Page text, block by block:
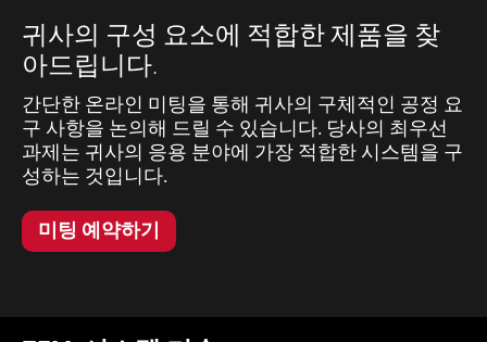
귀사의 구성 요소에 적합한 제품을 찾
아드립니다.
간단한 온라인 미팅을 통해 귀사의 구체적인 공정 요
구 사항을 논의해 드릴 수 있습니다. 당사의 최우선
과제는 귀사의 응용 분야에 가장 적합한 시스템을 구
성하는 것입니다.
미팅 예약하기